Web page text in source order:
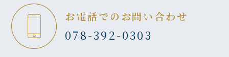
お電話でのお問い合わせ
078-392-0303